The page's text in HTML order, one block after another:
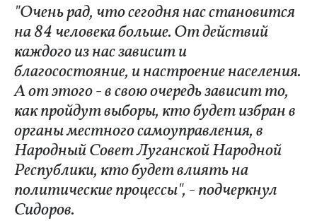
"Очень рад, что сегодня нас становится
на 84 человека больше. От действий
каждого из нас зависит и
благосостояние, и настроение населения.
А от этого - в свою очередь зависит то,
как пройдут выборы, кто будет избран в
органы местного самоуправления, в
Народный Совет Луганской Народной
Республики, кто будет влиять на
политические процессы", - подчеркнул
Сидоров.